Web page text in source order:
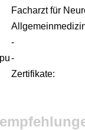
Facharzt für
-
-
Zertifikate: